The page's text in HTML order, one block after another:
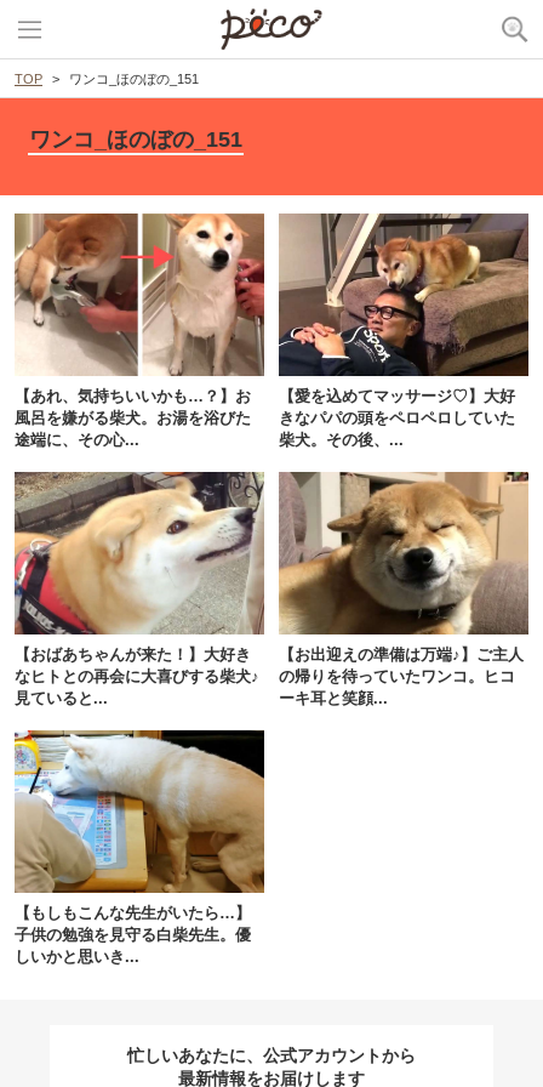
TOP ワンコ_ほのぼの_151
ワンコ_ほのぼの_151
【あれ、気持ちいいかも…？】お
風呂を嫌がる柴犬。お湯を浴びた
途端に、その心...
【愛を込めてマッサージ♡】大好
きなパパの頭をペロペロしていた
柴犬。その後、...
【おばあちゃんが来た！】大好き
なヒトとの再会に大喜びする柴犬♪
見ていると...
【お出迎えの準備は万端♪】ご主人
の帰りを待っていたワンコ。ヒコ
ーキ耳と笑顔...
【もしもこんな先生がいたら…】
子供の勉強を見守る白柴先生。優
しいかと思いき...
忙しいあなたに、公式アカウントから
最新情報をお届けします
閉じる
pecodogs
いぬ部をフォロー
アプリで開く
アプリをダウンロードする